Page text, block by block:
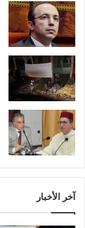
آخر الأخبار